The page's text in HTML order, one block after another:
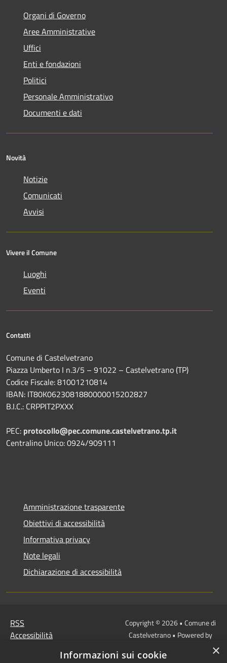
Organi di Governo
Aree Amministrative
Uffici
Enti e fondazioni
Politici
Personale Amministrativo
Documenti e dati
Novità
Notizie
Comunicati
Avvisi
Vivere il Comune
Luoghi
Eventi
Contatti
Comune di Castelvetrano
Piazza Umberto I n.3/5 – 91022 – Castelvetrano (TP)
Codice Fiscale: 81001210814
IBAN: IT80K0623081880000015202827
B.I.C.: CRPPIT2PXXX
PEC: protocollo@pec.comune.castelvetrano.tp.it
Centralino Unico: 0924/909111
Amministrazione trasparente
Obiettivi di accessibilità
Informativa privacy
Note legali
Dichiarazione di accessibilità
RSS
Accessibilità
Copyright © 2026 • Comune di
Castelvetrano • Powered by
redazione
×
Informazioni sui cookie